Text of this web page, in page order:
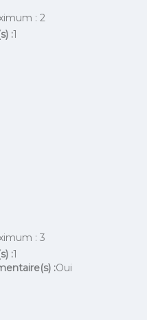
: 2
:1
: 3
:1
:Oui